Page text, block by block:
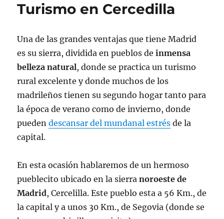
Turismo en Cercedilla
Una de las grandes ventajas que tiene Madrid
es su sierra, dividida en pueblos deinmensa
belleza natural, donde se practica un turismo
rural excelente y donde muchos de los
madrileños tienen su segundo hogar tanto para
la época de verano como de invierno, donde
puedendescansar del mundanal estrés de la
capital.
En esta ocasión hablaremos de un hermoso
pueblecito ubicado en la sierranoroeste de
Madrid, Cercelilla. Este pueblo esta a 56 Km., de
la capital y a unos 30 Km., de Segovia (donde se